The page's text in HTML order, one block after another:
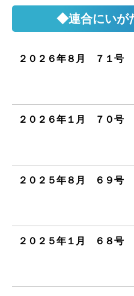
◆連合にいが
２０２６年８月 ７１号
２０２６年１月 ７０号
２０２５年８月 ６９号
２０２５年１月 ６８号